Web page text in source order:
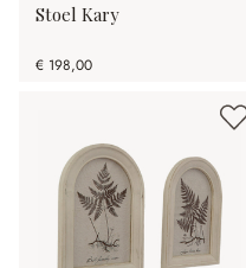
Stoel Kary
€ 198,00